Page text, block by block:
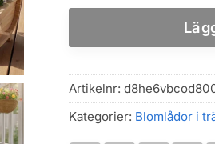
Artikelnr:
Kategorier: Blomlådor i